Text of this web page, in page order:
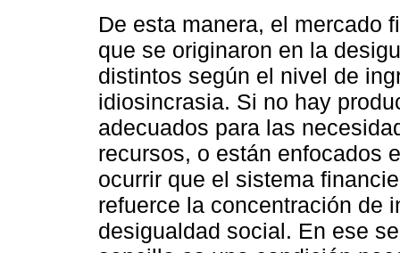
De esta manera, el mercado
que se originaron en la
distintos según el nivel de
idiosincrasia. Si no hay
adecuados para las
recursos, o están enfocados
ocurrir que el sistema
refuerce la concentración de
desigualdad social. En ese